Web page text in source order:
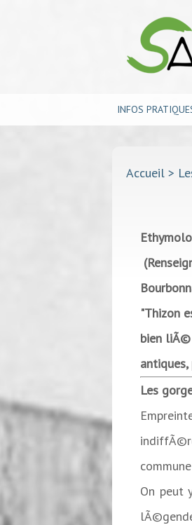
INFOS
Accueil >
"Thizon
bien liÃ©
Les
On peut